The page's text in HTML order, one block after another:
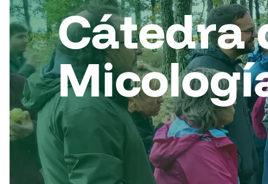
Cátedra